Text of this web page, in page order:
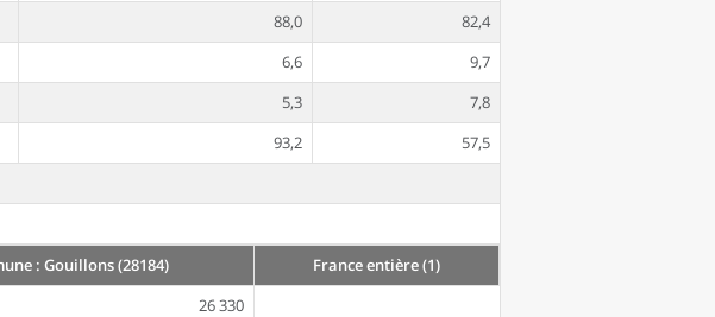
88,0
82,4
6,6
9,7
5,3
7,8
93,2
57,5
: Gouillons (28184)
France entière (1)
26 330